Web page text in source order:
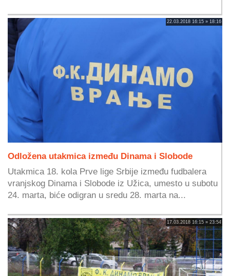
22.03.2018 16:15 » 18:16
Odložena utakmica između Dinama i Slobode
Utakmica 18. kola Prve lige Srbije između fudbalera
vranjskog Dinama i Slobode iz Užica, umesto u subotu
24. marta, biće odigran u sredu 28. marta na...
17.03.2018 16:15 » 23:54